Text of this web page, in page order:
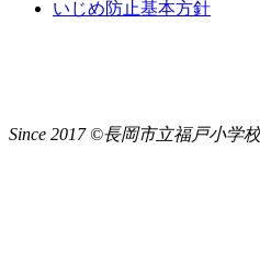
いじめ防止基本方針
Since 2017 ©長岡市立福戸小学校